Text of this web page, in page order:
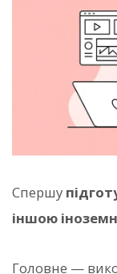
Спершу
іншою
Головне —